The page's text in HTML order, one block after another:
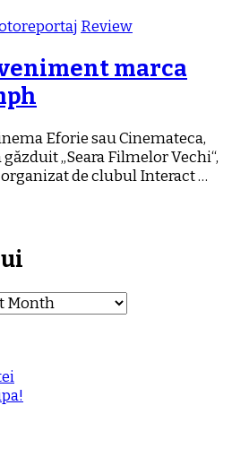
Review
marca
Eforie sau Cinemateca,
„Seara Filmelor Vechi“,
de clubul Interact …